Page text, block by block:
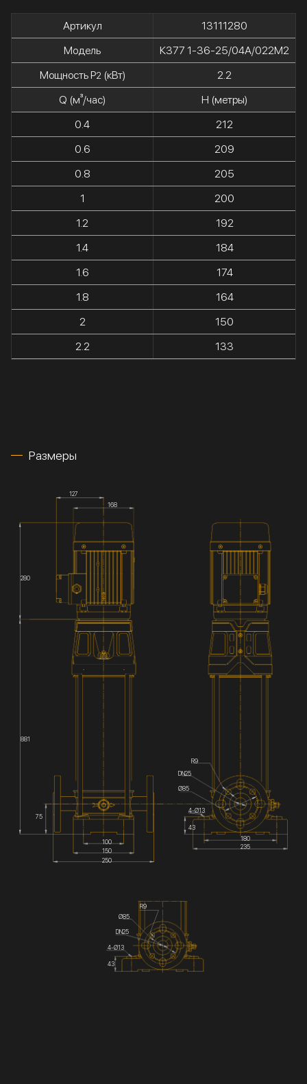
Артикул
13111280
Модель
К377 1-36-25/04А/022М2
Мощность P2(кВт)
2.2
Q (м³/час)
H (метры)
0.4
212
0.6
209
0.8
205
1
200
1.2
192
1.4
184
1.6
174
1.8
164
2
150
2.2
133
Размеры
DN25
127
168
280
881
75
100
150
250
180
235
43
4-Ø13
Ø85
R9
DN25
R9
Ø85
4-Ø13
43